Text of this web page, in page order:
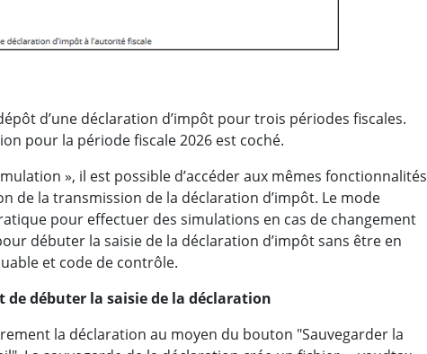
d’une déclaration d’impôt pour trois périodes fiscales.
pour la période fiscale 2026 est coché.
», il est possible d’accéder aux mêmes fonctionnalités
de la transmission de la déclaration d’impôt. Le mode
pour effectuer des simulations en cas de changement
débuter la saisie de la déclaration d’impôt sans être en
et code de contrôle.
débuter la saisie de la déclaration
la déclaration au moyen du bouton "Sauvegarder la